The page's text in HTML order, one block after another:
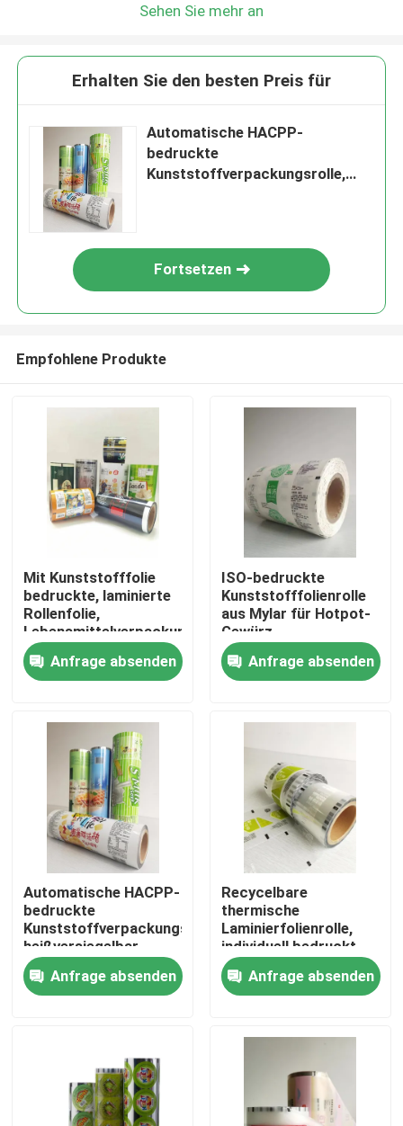
Haus
Produkte
Über uns
Fabrik-Ausflug
Qualitätskontrolle
Treten Sie mit uns in Verbindung
Nachrichten
Verpacken- der Lebensmittelbeutel
Ausgussverpackungsbeutel
Sehen Sie mehr an
Erhalten Sie den besten Preis für
Automatische HACPP-
bedruckte
Kunststoffverpackungsrolle,
Fortsetzen
Empfohlene Produkte
Mit Kunststofffolie
bedruckte, laminierte
Rollenfolie,
Lebensmittelverpackung
für Snacks
Anfrage absenden
ISO-bedruckte
Kunststofffolienrolle
aus Mylar für Hotpot-
Gewürz
Anfrage absenden
Automatische HACPP-
bedruckte
Kunststoffverpackungsrolle,
heißversiegelbar
Anfrage absenden
Recycelbare
thermische
Laminierfolienrolle,
individuell bedruckt,
40 Mikrometer
Anfrage absenden